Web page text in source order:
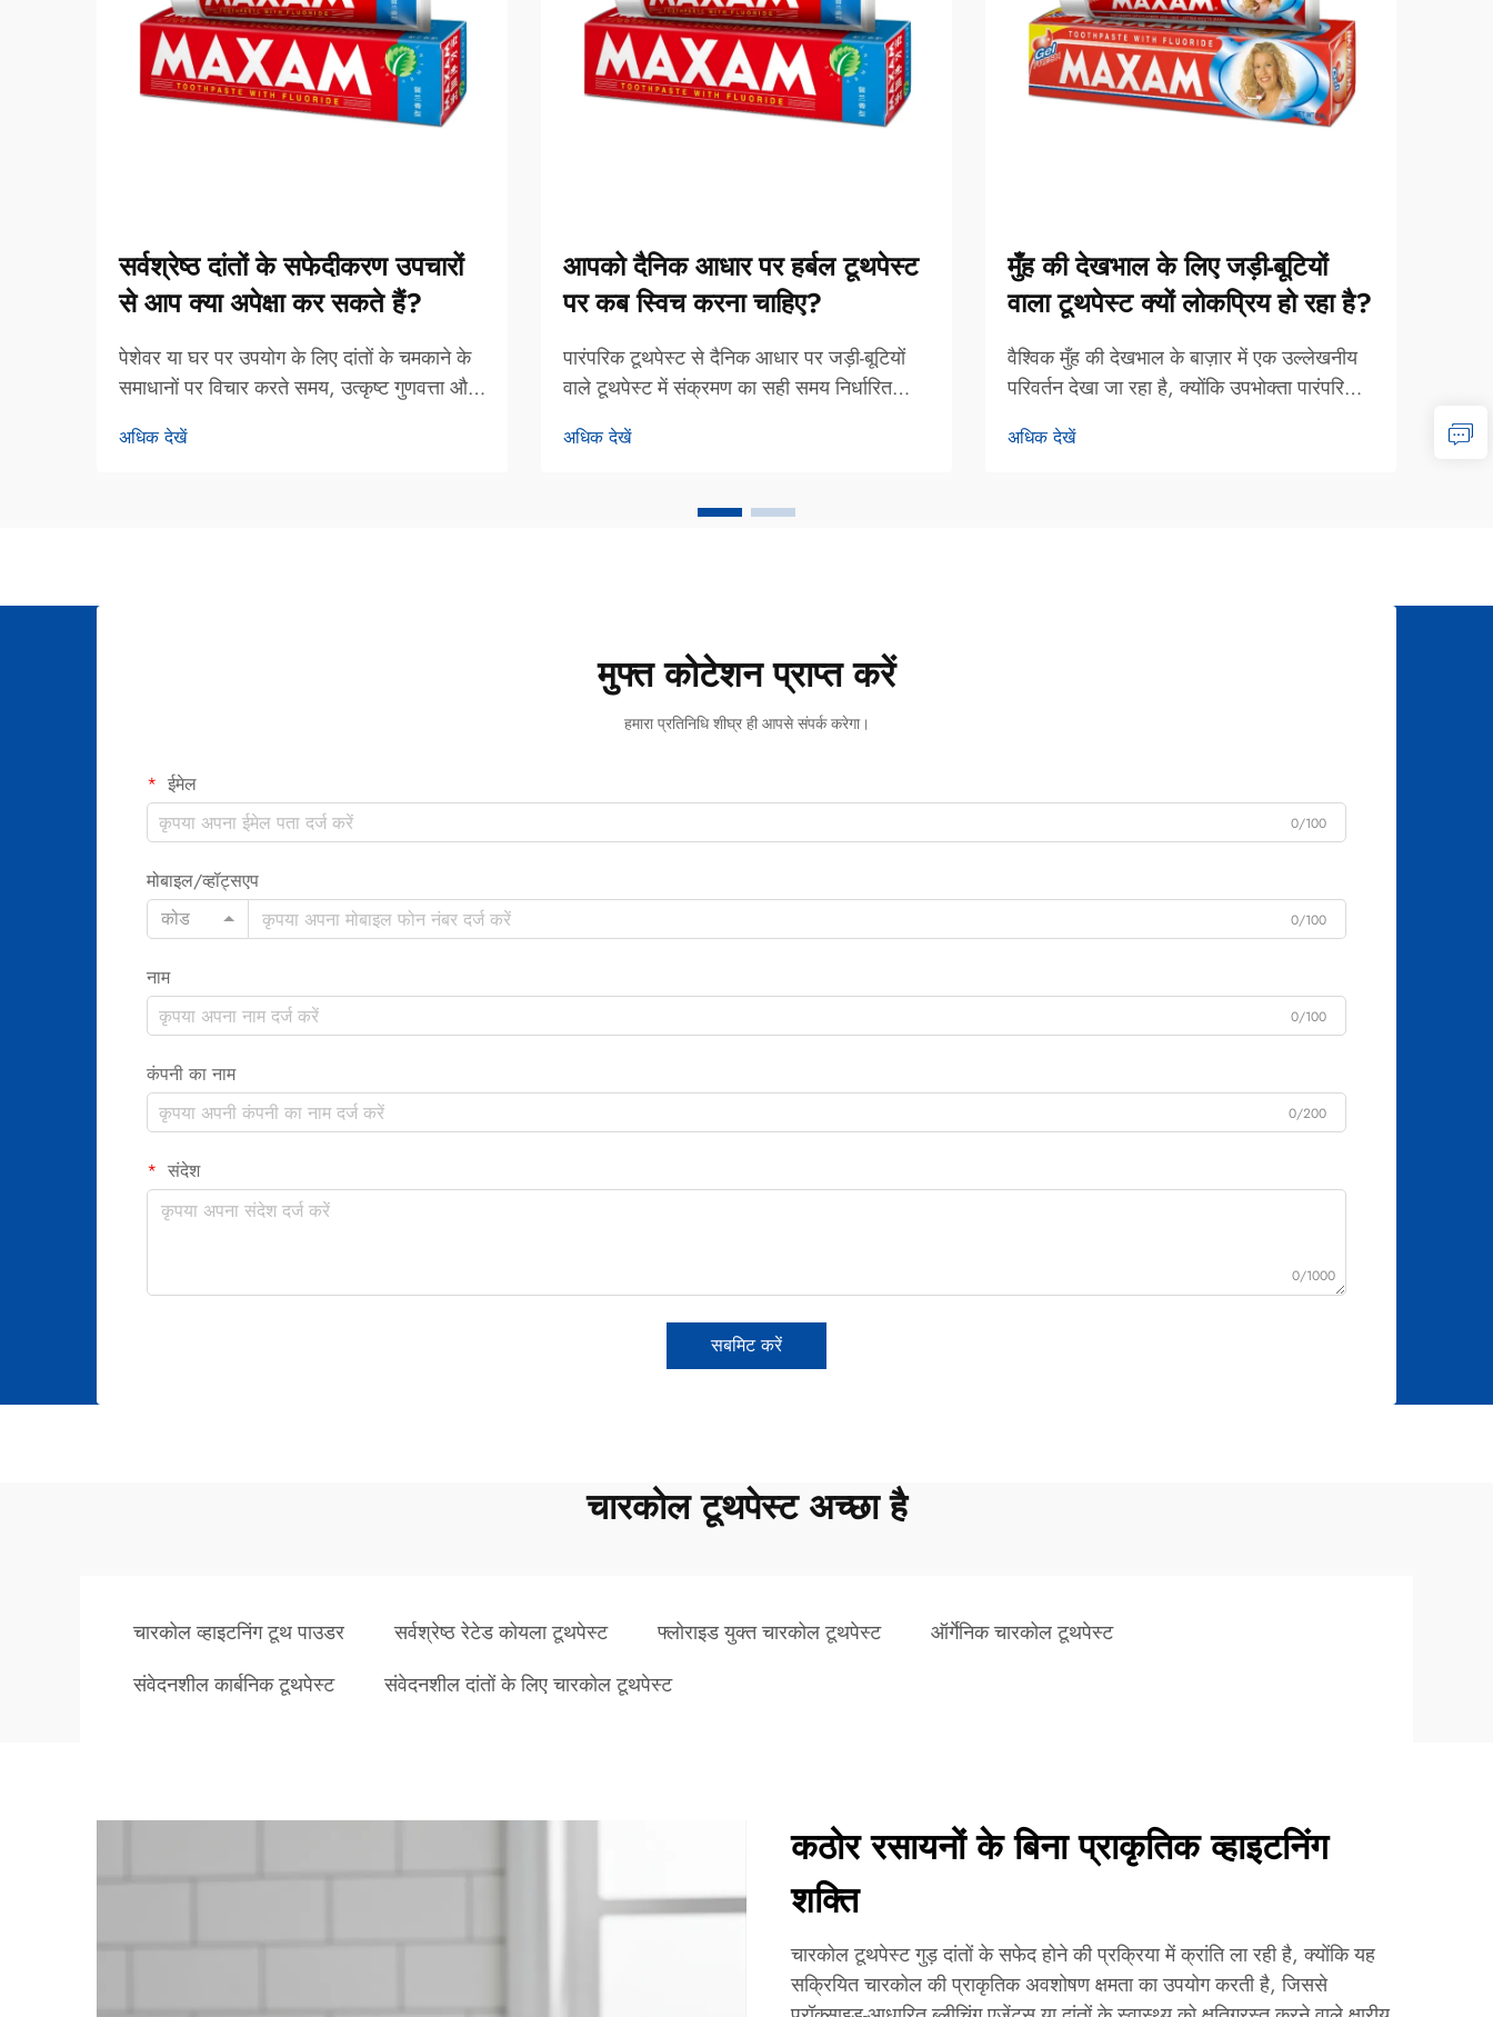
सर्वश्रेष्ठ दांतों के सफेदीकरण उपचारों
से आप क्या अपेक्षा कर सकते हैं?
पेशेवर या घर पर उपयोग के लिए दांतों के चमकाने के
समाधानों पर विचार करते समय, उत्कृष्ट गुणवत्ता और
को समझना, सूचित निर्णय लेने के लिए आवश्यक हो
अधिक देखें
आपको दैनिक आधार पर हर्बल टूथपेस्ट
पर कब स्विच करना चाहिए?
पारंपरिक टूथपेस्ट से दैनिक आधार पर जड़ी-बूटियों
वाले टूथपेस्ट में संक्रमण का सही समय निर्धारित
है, जो न केवल आपके दांतों के स्वास्थ्य को, बल्कि
लोग अपने आप को इस प्रश्न के सामने पाते हैं कि...
अधिक देखें
मुँह की देखभाल के लिए जड़ी-बूटियों
वाला टूथपेस्ट क्यों लोकप्रिय हो रहा है?
वैश्विक मुँह की देखभाल के बाज़ार में एक उल्लेखनीय
परिवर्तन देखा जा रहा है, क्योंकि उपभोक्ता पारंपरिक
आधारित विकल्पों पर अधिक ध्यान केंद्रित कर रहे
अधिक देखें
कई
मुफ्त कोटेशन प्राप्त करें
हमारा प्रतिनिधि शीघ्र ही आपसे संपर्क करेगा।
ईमेल
0/100
मोबाइल/व्हॉट्सएप
कोड
0/100
नाम
0/100
कंपनी का नाम
0/200
संदेश
0/1000
सबमिट करें
चारकोल टूथपेस्ट अच्छा है
चारकोल व्हाइटनिंग टूथ पाउडर सर्वश्रेष्ठ रेटेड कोयला टूथपेस्ट फ्लोराइड युक्त चारकोल टूथपेस्ट
ऑर्गेनिक चारकोल टूथपेस्ट
संवेदनशील कार्बनिक टूथपेस्ट
संवेदनशील दांतों के लिए चारकोल टूथपेस्ट
कठोर रसायनों के बिना प्राकृतिक व्हाइटनिंग
शक्ति
चारकोल टूथपेस्ट गुड़ दांतों के सफेद होने की प्रक्रिया में क्रांति ला रही है, क्योंकि यह
सक्रियित चारकोल की प्राकृतिक अवशोषण क्षमता का उपयोग करती है, जिससे